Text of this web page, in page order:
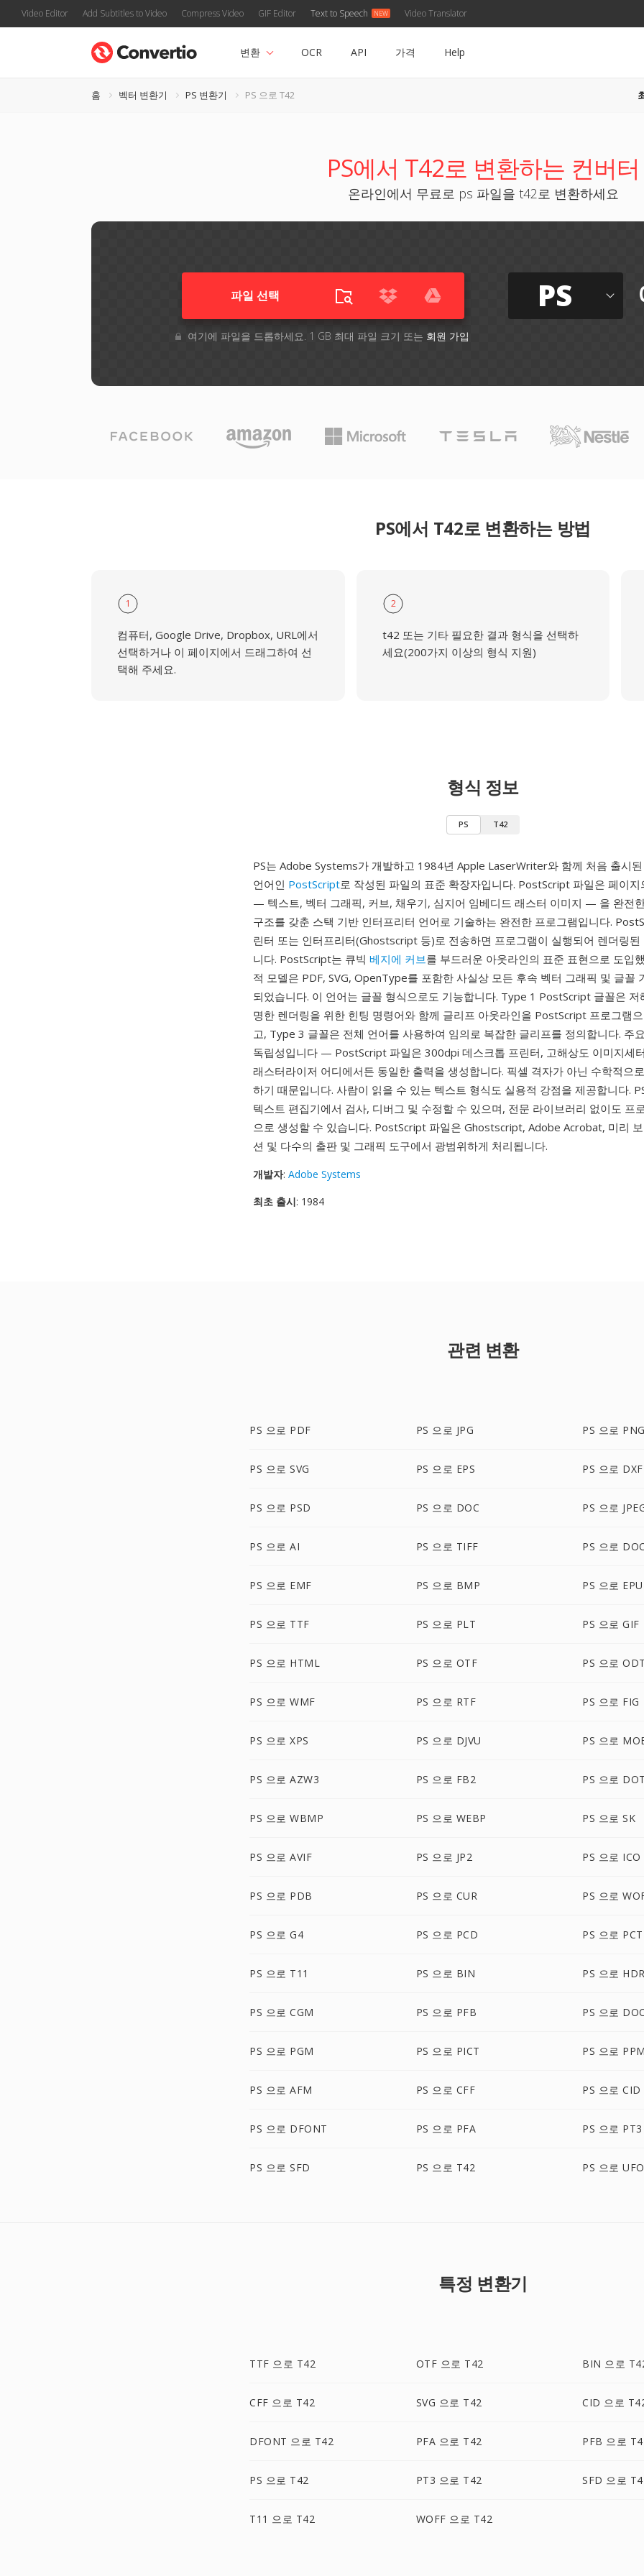
Video Editor Add Subtitles to Video Compress Video GIF Editor Text to Speech Video Translator
변환 OCR API 가격 Help
홈 벡터 변환기 PS 변환기 PS 으로 T42
PS에서 T42로 변환하는 컨버터
온라인에서 무료로 ps 파일을 t42로 변환하세요
파일 선택
여기에 파일을 드롭하세요. 1 GB 최대 파일 크기 또는 회원 가입
PS
PS에서 T42로 변환하는 방법
1
컴퓨터, Google Drive, Dropbox, URL에서
선택하거나 이 페이지에서 드래그하여 선
택해 주세요.
2
t42 또는 기타 필요한 결과 형식을 선택하
세요(200가지 이상의 형식 지원)
형식 정보
PS T42
PS는 Adobe Systems가 개발하고 1984년 Apple LaserWriter와 함께 처음 출시
언어인 PostScript로 작성된 파일의 표준 확장자입니다. PostScript 파일은 페이
— 텍스트, 벡터 그래픽, 커브, 채우기, 심지어 임베디드 래스터 이미지 — 을 완전
구조를 갖춘 스택 기반 인터프리터 언어로 기술하는 완전한 프로그램입니다.
린터 또는 인터프리터(Ghostscript 등)로 전송하면 프로그램이 실행되어 렌더링된
니다. PostScript는 큐빅 베지에 커브를 부드러운 아웃라인의 표준 표현으로 도입
적 모델은 PDF, SVG, OpenType를 포함한 사실상 모든 후속 벡터 그래픽 및 글꼴
되었습니다. 이 언어는 글꼴 형식으로도 기능합니다. Type 1 PostScript 글꼴은 저
명한 렌더링을 위한 힌팅 명령어와 함께 글리프 아웃라인을 PostScript 프로그램
고, Type 3 글꼴은 전체 언어를 사용하여 임의로 복잡한 글리프를 정의합니다. 주
독립성입니다 — PostScript 파일은 300dpi 데스크톱 프린터, 고해상도 이미지세
래스터라이저 어디에서든 동일한 출력을 생성합니다. 픽셀 격자가 아닌 수학적으
하기 때문입니다. 사람이 읽을 수 있는 텍스트 형식도 실용적 강점을 제공합니다.
텍스트 편집기에서 검사, 디버그 및 수정할 수 있으며, 전문 라이브러리 없이도 프
으로 생성할 수 있습니다. PostScript 파일은 Ghostscript, Adobe Acrobat, 미리
션 및 다수의 출판 및 그래픽 도구에서 광범위하게 처리됩니다.
개발자: Adobe Systems
최초 출시: 1984
관련 변환
PS 으로 PDF PS 으로 JPG PS 으로 PNG
PS 으로 SVG PS 으로 EPS PS 으로 DXF
PS 으로 PSD PS 으로 DOC PS 으로
PS 으로 AI PS 으로 TIFF PS 으로
PS 으로 EMF PS 으로 BMP PS 으로
PS 으로 TTF PS 으로 PLT PS 으로 GIF
PS 으로 HTML PS 으로 OTF PS 으로 ODT
PS 으로 WMF PS 으로 RTF PS 으로 FIG
PS 으로 XPS PS 으로 DJVU PS 으로
PS 으로 AZW3 PS 으로 FB2 PS 으로 DOT
PS 으로 WBMP PS 으로 WEBP PS 으로 SK
PS 으로 AVIF PS 으로 JP2 PS 으로 ICO
PS 으로 PDB PS 으로 CUR PS 으로
PS 으로 G4 PS 으로 PCD PS 으로 PCT
PS 으로 T11 PS 으로 BIN PS 으로 HDR
PS 으로 CGM PS 으로 PFB PS 으로
PS 으로 PGM PS 으로 PICT PS 으로 PPM
PS 으로 AFM PS 으로 CFF PS 으로 CID
PS 으로 DFONT PS 으로 PFA PS 으로 PT3
PS 으로 SFD PS 으로 T42 PS 으로 UFO
특정 변환기
TTF 으로 T42 OTF 으로 T42 BIN 으로
CFF 으로 T42 SVG 으로 T42 CID 으로
DFONT 으로 T42 PFA 으로 T42 PFB 으로
PS 으로 T42 PT3 으로 T42 SFD 으로
T11 으로 T42 WOFF 으로 T42